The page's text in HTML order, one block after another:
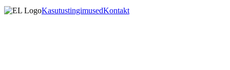
KasutustingimusedKontakt